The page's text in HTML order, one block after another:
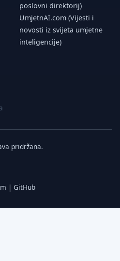
poslovni direktorij)
UmjetnAI.com (Vijesti i
novosti iz svijeta umjetne
inteligencije)
pridržana.
| GitHub